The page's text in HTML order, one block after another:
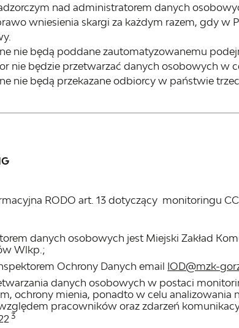
nad administratorem danych
wniesienia skargi za każdym razem, gdy
nie będą poddane zautomatyzowanemu
nie będzie przetwarzać danych osobowych w
nie będą przekazane odbiorcy w państwie
RODO art. 13 dotyczący monitoringu
danych osobowych jest Miejski Zakład
Wlkp.;
Ochrony Danych email IOD@mzk-
danych osobowych w postaci
ochrony mienia, ponadto w celu analizowania
pracowników oraz zdarzeń
3